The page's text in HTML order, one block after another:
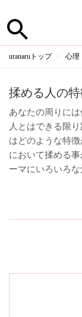
uranaruトップ 心理
揉める人の
あなたの周りに
人とはできる限
はどのような特
において揉める
ーマにいろいろな